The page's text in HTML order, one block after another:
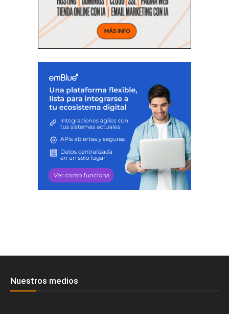
Nuestros medios